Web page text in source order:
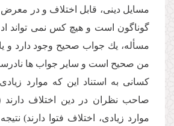
مسایل دینى، قابل اختلاف و در
گوناگون است و هیچ كس نمى تواند
مسأله، یك جواب صحیح وجود دارد و
من صحیح است و سایر جواب ها
كسانى به استناد این كه موارد
صاحب نظران در دین اختلاف دارند
موارد زیادى، اختلاف فتوا دارند)